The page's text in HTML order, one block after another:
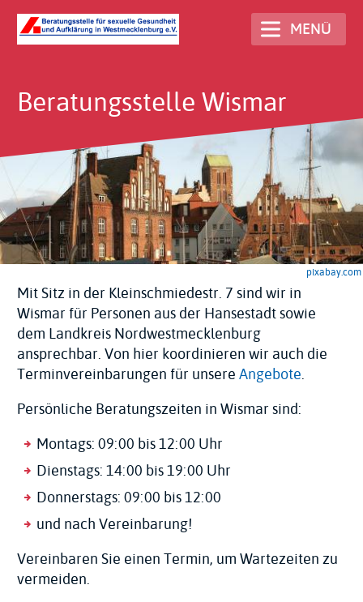
Direkt
zum
MENÜ
Beratungsstelle Wismar
pixabay.com
Mit Sitz in der Kleinschmiedestr. 7 sind wir in
Wismar für Personen aus der Hansestadt sowie
dem Landkreis Nordwestmecklenburg
ansprechbar. Von hier koordinieren wir auch die
Terminvereinbarungen für unsereAngebote.
Persönliche Beratungszeiten in Wismar sind:
Montags: 09:00 bis 12:00 Uhr
Dienstags: 14:00 bis 19:00 Uhr
Donnerstags: 09:00 bis 12:00
und nach Vereinbarung!
Vereinbaren Sie einen Termin, um Wartezeiten zu
vermeiden.